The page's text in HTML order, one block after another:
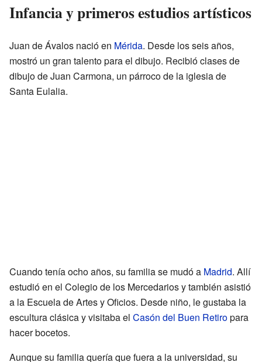
Infancia y primeros estudios artísticos
Juan de Ávalos nació en Mérida. Desde los seis años,
mostró un gran talento para el dibujo. Recibió clases de
dibujo de Juan Carmona, un párroco de la iglesia de
Santa Eulalia.
Cuando tenía ocho años, su familia se mudó a Madrid. Allí
estudió en el Colegio de los Mercedarios y también asistió
a la Escuela de Artes y Oficios. Desde niño, le gustaba la
escultura clásica y visitaba el Casón del Buen Retiropara
hacer bocetos.
Aunque su familia quería que fuera a la universidad, su